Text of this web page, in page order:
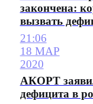
закончена:
вызвать
21:06
18 МАР
2020
АКОРТ
дефицита в